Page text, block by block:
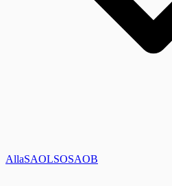
AllaSAOLSOSAOB